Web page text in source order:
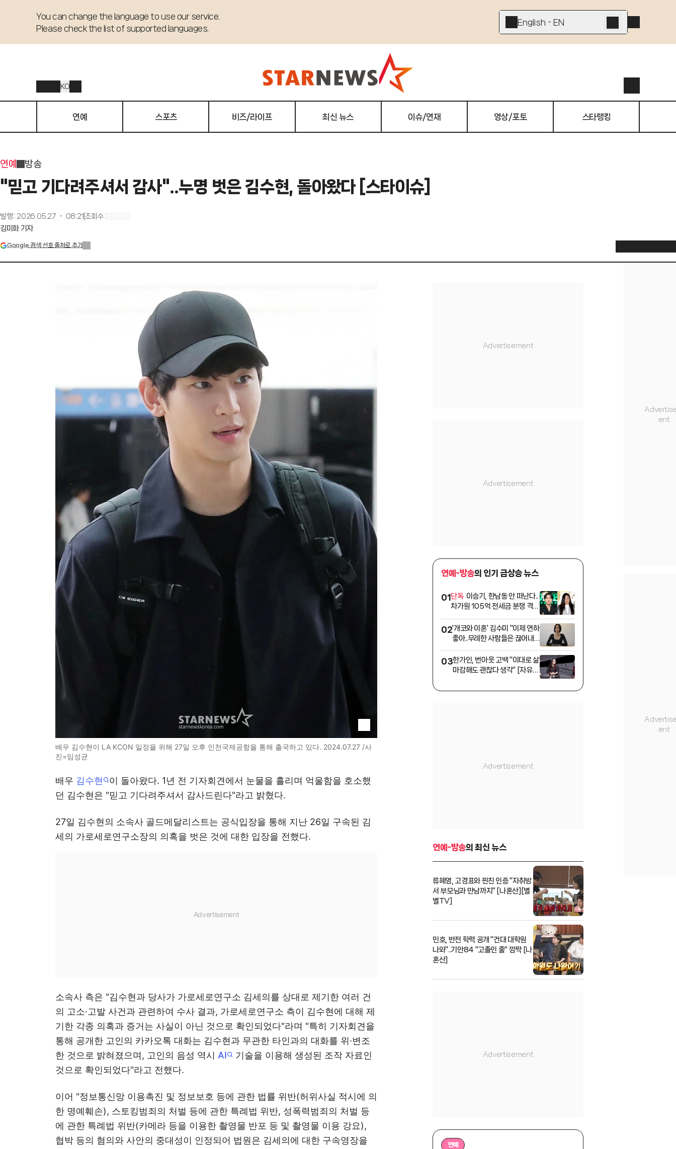
You can change the language to use our service.
Please check the list of supported languages.
English - EN
KO
연예 스포츠 비즈/라이프 최신 뉴스 이슈/연재 영상/포토 스타랭킹
연예 방송
"믿고 기다려주셔서 감사"..누명 벗은 김수현, 돌아왔다 [스타이슈]
발행 : 2026.05.27 ・ 08:21 조회수:
김미화 기자
Google 검색 선호 출처로 추가
배우 김수현이 LA KCON 일정을 위해 27일 오후 인천국제공항을 통해 출국하고 있다. 2024.07.27 /사
진=임성균
배우 김수현
이 돌아왔다. 1년 전 기자회견에서 눈물을 흘리며 억울함을 호소했
던 김수현은 "믿고 기다려주셔서 감사드린다"라고 밝혔다.
27일 김수현의 소속사 골드메달리스트는 공식입장을 통해 지난 26일 구속된 김
세의 가로세로연구소장의 의혹을 벗은 것에 대한 입장을 전했다.
소속사 측은 "김수현과 당사가 가로세로연구소 김세의를 상대로 제기한 여러 건
의 고소·고발 사건과 관련하여 수사 결과, 가로세로연구소 측이 김수현에 대해 제
기한 각종 의혹과 증거는 사실이 아닌 것으로 확인되었다"라며 "특히 기자회견을
통해 공개한 고인의 카카오톡 대화는 김수현과 무관한 타인과의 대화를 위·변조
한 것으로 밝혀졌으며, 고인의 음성 역시 AI
기술을 이용해 생성된 조작 자료인
것으로 확인되었다"라고 전했다.
이어 "정보통신망 이용촉진 및 정보보호 등에 관한 법률 위반(허위사실 적시에 의
한 명예훼손), 스토킹범죄의 처벌 등에 관한 특례법 위반, 성폭력범죄의 처벌 등
에 관한 특례법 위반(카메라 등을 이용한 촬영물 반포 등 및 촬영물 이용 강요),
협박 등의 혐의와 사안의 중대성이 인정되어 법원은 김세의에 대한 구속영장을
연예-방송의 인기 급상승 뉴스
01단독 이승기, 한남동 안 떠난다..
차가원 105억 전세금 분쟁 격화
02'개코와 이혼' 김수미 "이제 연하
좋아..무례한 사람들은 끊어내
03한가인, 번아웃 고백 "이대로 삶
마감해도 괜찮다 생각" [자유부
연예-방송의 최신 뉴스
류혜영, 고경표와 찐친 인증 "자취방
서 부모님과 만남까지" [나혼산][별
별TV]
민호, 반전 학력 공개 "건대 대학원
나와"..기안84 "고졸인 줄" 깜짝 [나
혼산]
연예